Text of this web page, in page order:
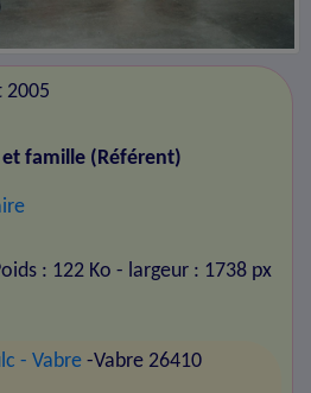
2005
famille (Référent)
: 122 Ko - largeur : 1738 px
- Vabre -Vabre 26410